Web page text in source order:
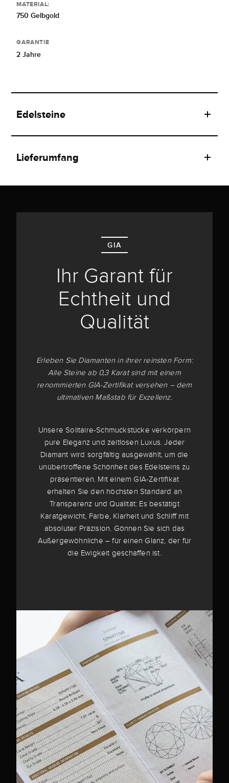
MATERIAL:
750 Gelbgold
GARANTIE
2 Jahre
Edelsteine
Lieferumfang
GIA
Ihr Garant für
Echtheit und
Qualität
Erleben Sie Diamanten in ihrer reinsten Form:
Alle Steine ab 0,3 Karat sind mit einem
renommierten GIA-Zertifikat versehen – dem
ultimativen Maßstab für Exzellenz.
Unsere Solitaire-Schmuckstücke verkörpern
pure Eleganz und zeitlosen Luxus. Jeder
Diamant wird sorgfältig ausgewählt, um die
unübertroffene Schönheit des Edelsteins zu
präsentieren. Mit einem GIA-Zertifikat
erhalten Sie den höchsten Standard an
Transparenz und Qualität: Es bestätigt
Karatgewicht, Farbe, Klarheit und Schliff mit
absoluter Präzision. Gönnen Sie sich das
Außergewöhnliche – für einen Glanz, der für
die Ewigkeit geschaffen ist.